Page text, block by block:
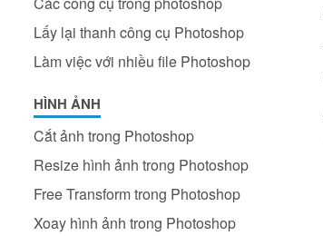
Lấy lại thanh công cụ Photoshop
Làm việc với nhiều file Photoshop
HÌNH ẢNH
Cắt ảnh trong Photoshop
Resize hình ảnh trong Photoshop
Free Transform trong Photoshop
Xoay hình ảnh trong Photoshop